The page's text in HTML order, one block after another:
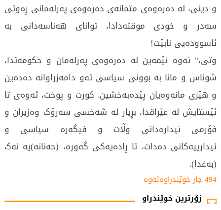
و دینی، لە دەرەوەی متمانەی دەرەوەی پەرلەمانی ڕەوتی
سەدر و خودی موقتەدادا، توانای هەناسەدانی بە
ئاسوودەیی نابێت!
وتى،" ئەوە ئێمەین لە دەرەوەی پەرلەمان و حکومەتدا،
شوناس و مانا بە بوونی سیاسی ئەو دامەزراوانە دەدەین
و هێزی مانەوەیان پێدەبەخشین. کورت و پوخت، ئەوەی تا
ئێستایش لە عێراقدا، بڕیار لە شەخسی سەرۆک وەزیران و
فۆرمی ئیدارەدانی وڵات و فیگەرە سیاسی و
ئیدارییەکانی دەدات، تا ڕادەیەکی گەورە، (حەنانە)یە نەک
(بەغدا).
494 جار خوێندراوەتەوە
زۆرترین خوێندراو